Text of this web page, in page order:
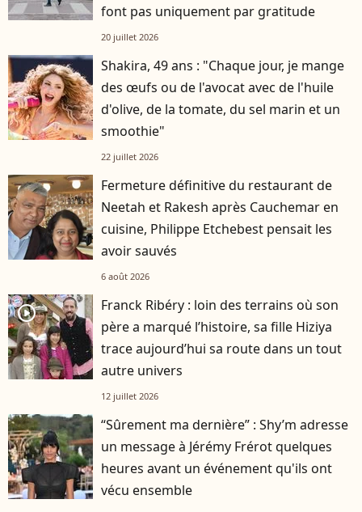
font pas uniquement par gratitude
20 juillet 2026
Shakira, 49 ans : "Chaque jour, je mange
des œufs ou de l'avocat avec de l'huile
d'olive, de la tomate, du sel marin et un
smoothie"
22 juillet 2026
Fermeture définitive du restaurant de
Neetah et Rakesh après Cauchemar en
cuisine, Philippe Etchebest pensait les
avoir sauvés
6 août 2026
player2
Franck Ribéry : loin des terrains où son
père a marqué l’histoire, sa fille Hiziya
trace aujourd’hui sa route dans un tout
autre univers
12 juillet 2026
“Sûrement ma dernière” : Shy’m adresse
un message à Jérémy Frérot quelques
heures avant un événement qu'ils ont
vécu ensemble